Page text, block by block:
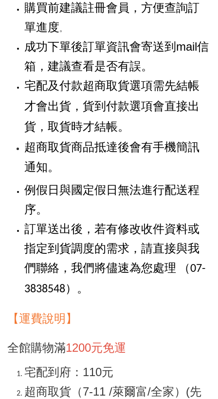
購買前建議註冊會員，方便查詢訂
單進度。
成功下單後訂單資訊會寄送到mail信
箱，建議查看是否有誤。
宅配及付款超商取貨選項需先結帳
才會出貨，貨到付款選項會直接出
貨，取貨時才結帳。
超商取貨商品抵達後會有手機簡訊
通知。
例假日與國定假日無法進行配送程
序。
訂單送出後，若有修改收件資料或
指定到貨調度的需求，請直接與我
們聯絡，我們將儘速為您處理 （07-
3838548） 。
【運費說明】
全館購物滿1200元免運
宅配到府：110元
超商取貨（7-11 /萊爾富/全家）(先